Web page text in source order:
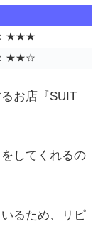
：★★★
：★★☆
お店『SUIT
してくれるの
るため、リピ